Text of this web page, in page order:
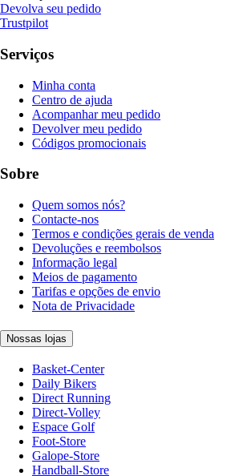
Devolva seu pedido
Trustpilot
Serviços
Minha conta
Centro de ajuda
Acompanhar meu pedido
Devolver meu pedido
Códigos promocionais
Sobre
Quem somos nós?
Contacte-nos
Termos e condições gerais de venda
Devoluções e reembolsos
Informação legal
Meios de pagamento
Tarifas e opções de envio
Nota de Privacidade
Nossas lojas
Basket-Center
Daily Bikers
Direct Running
Direct-Volley
Espace Golf
Foot-Store
Galope-Store
Handball-Store